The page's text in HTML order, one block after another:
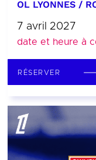
OL LYONNES /
7 avril 2027
date et heure à
RÉSERVER